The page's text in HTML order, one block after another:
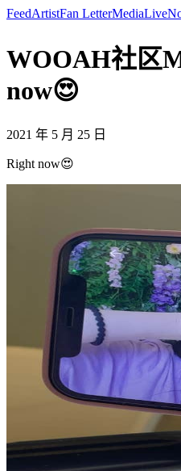
FeedArtistFan LetterMediaLive
WOOAH社区
now😍
2021 年 5 月 25 日
Right now😍